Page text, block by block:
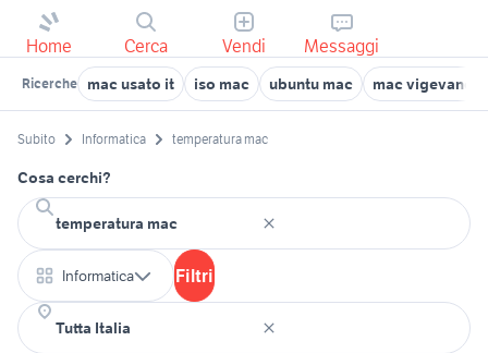
Home Cerca Vendi Messaggi
Ricerche mac usato it iso mac ubuntu mac mac vigevano
Subito Informatica temperatura mac
Cosa cerchi?
Informatica Filtri